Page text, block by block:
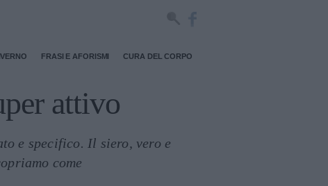
FRASI E AFORISMI CURA DEL CORPO
attivo
e specifico. Il siero, vero e
come